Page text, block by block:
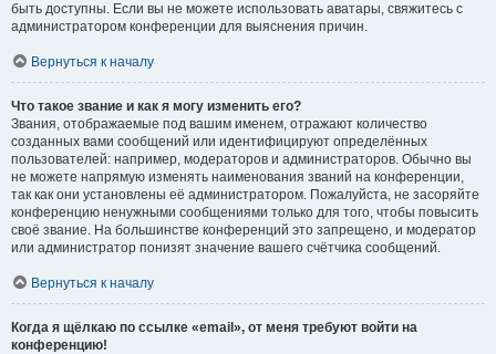
быть доступны. Если вы не можете использовать аватары, свяжитесь с
администратором конференции для выяснения причин.
Вернуться к началу
Что такое звание и как я могу изменить его?
Звания, отображаемые под вашим именем, отражают количество
созданных вами сообщений или идентифицируют определённых
пользователей: например, модераторов и администраторов. Обычно вы
не можете напрямую изменять наименования званий на конференции,
так как они установлены её администратором. Пожалуйста, не засоряйте
конференцию ненужными сообщениями только для того, чтобы повысить
своё звание. На большинстве конференций это запрещено, и модератор
или администратор понизят значение вашего счётчика сообщений.
Вернуться к началу
Когда я щёлкаю по ссылке «email», от меня требуют войти на
конференцию!